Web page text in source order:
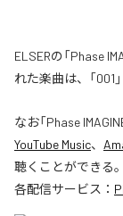
ELSERの「Phase
れた楽曲は、「001
なお「Phase
YouTube Music、
聴くことができる。
各配信サービス：